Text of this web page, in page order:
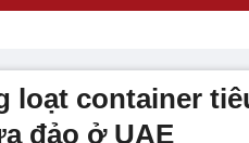
loạt container
đảo ở UAE